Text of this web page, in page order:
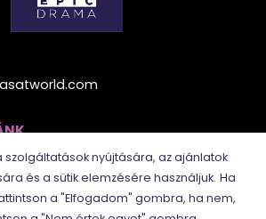
szolgáltatások nyújtására, az ajánlatok
és a sütik elemzésére használjuk. Ha
a "Elfogadom" gombra, ha nem,